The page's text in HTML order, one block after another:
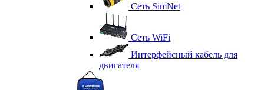
Сеть SimNet
Сеть WiFi
Интерфейсный кабель для
двигателя